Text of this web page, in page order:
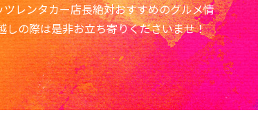
レンタカー店長絶対おすすめのグルメ情
しの際は是非お立ち寄りくださいませ！